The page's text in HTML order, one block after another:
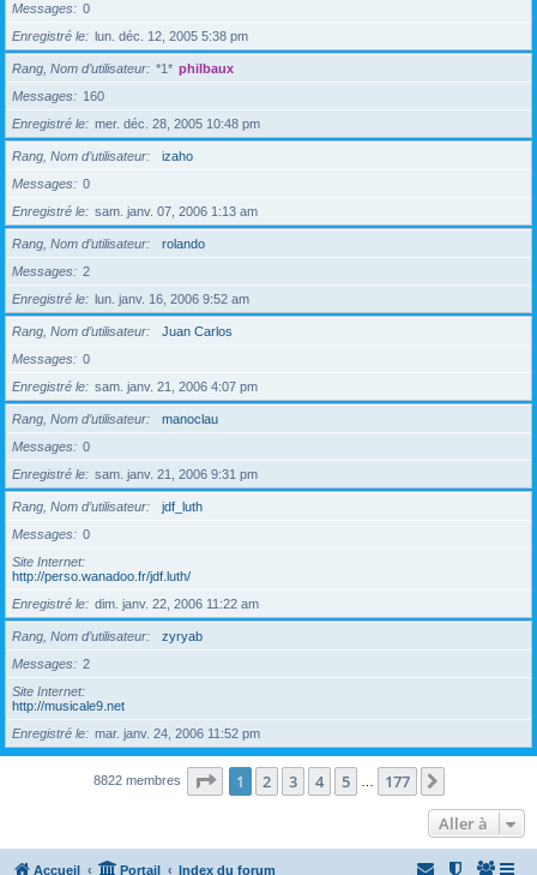
Messages
0
Enregistré le
lun. déc. 12, 2005 5:38 pm
Rang, Nom d’utilisateur *1* philbaux
Messages
160
Enregistré le
mer. déc. 28, 2005 10:48 pm
Rang, Nom d’utilisateur
izaho
Messages
0
Enregistré le
sam. janv. 07, 2006 1:13 am
Rang, Nom d’utilisateur
rolando
Messages
2
Enregistré le
lun. janv. 16, 2006 9:52 am
Rang, Nom d’utilisateur
Juan Carlos
Messages
0
Enregistré le
sam. janv. 21, 2006 4:07 pm
Rang, Nom d’utilisateur
manoclau
Messages
0
Enregistré le
sam. janv. 21, 2006 9:31 pm
Rang, Nom d’utilisateur
jdf_luth
Messages
0
Site Internet
http://perso.wanadoo.fr/jdf.luth/
Enregistré le
dim. janv. 22, 2006 11:22 am
Rang, Nom d’utilisateur
zyryab
Messages
2
Site Internet
http://musicale9.net
Enregistré le
mar. janv. 24, 2006 11:52 pm
8822 membres Page 1sur177
1 2 3 4 5 177
Aller à
Accueil Portail Index du forum